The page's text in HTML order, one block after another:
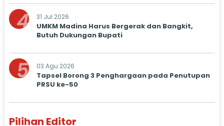
4 31 Jul 2026
UMKM Madina Harus Bergerak dan Bangkit,
Butuh Dukungan Bupati
5 03 Agu 2026
Tapsel Borong 3 Penghargaan pada Penutupan
PRSU ke-50
Pilihan Editor